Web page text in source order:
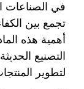
في الصناعات
تجمع بين
أهمية هذه
التصنيع
لتطوير